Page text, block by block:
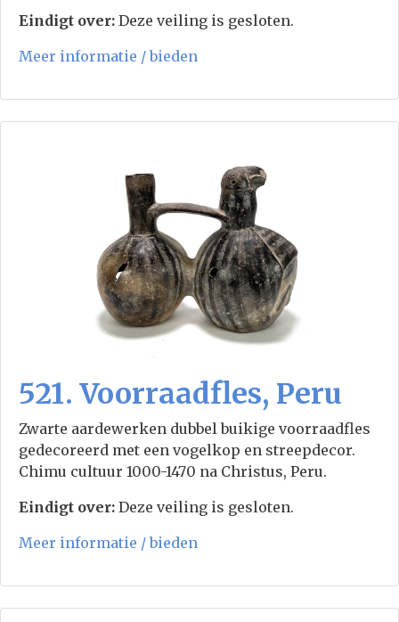
Eindigt over: Deze veiling is gesloten.
Meer informatie / bieden
521. Voorraadfles, Peru
Zwarte aardewerken dubbel buikige voorraadfles
gedecoreerd met een vogelkop en streepdecor.
Chimu cultuur 1000-1470 na Christus, Peru.
Eindigt over: Deze veiling is gesloten.
Meer informatie / bieden